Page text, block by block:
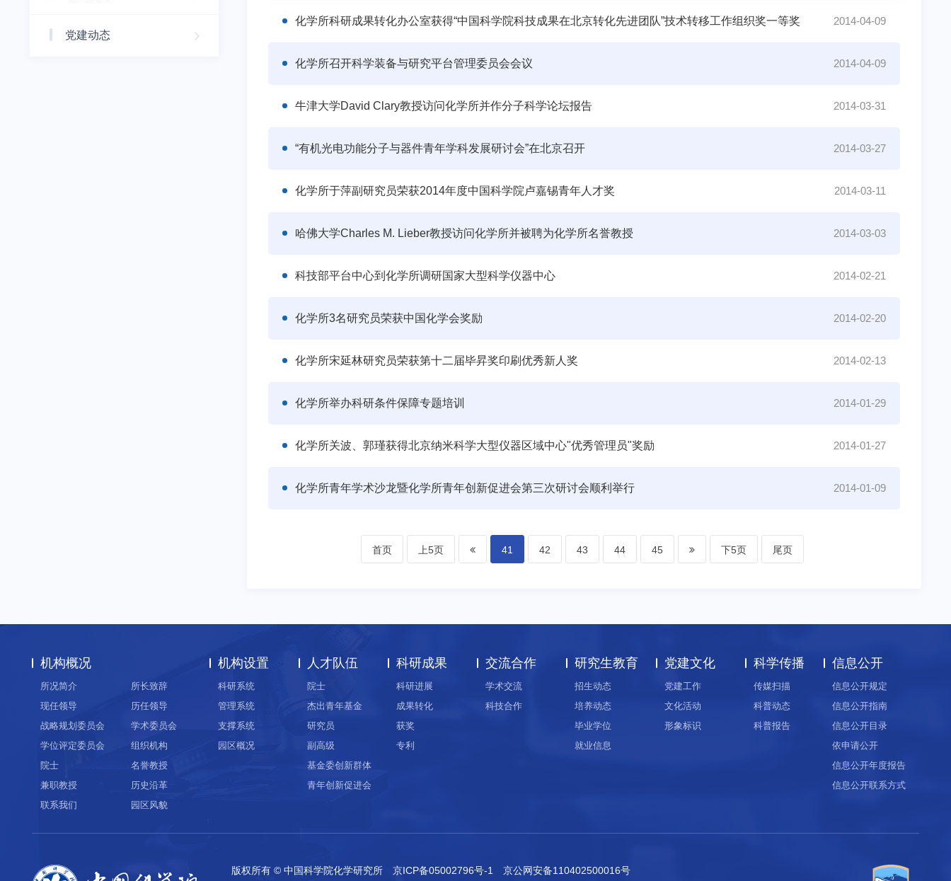
党建动态
化学所科研成果转化办公室获得“中国科学院科技成果在北京转化先进团队”技术转移工作组织奖一等奖 2014-04-09
化学所召开科学装备与研究平台管理委员会会议 2014-04-09
牛津大学David Clary教授访问化学所并作分子科学论坛报告 2014-03-31
“有机光电功能分子与器件青年学科发展研讨会”在北京召开 2014-03-27
化学所于萍副研究员荣获2014年度中国科学院卢嘉锡青年人才奖 2014-03-11
哈佛大学Charles M. Lieber教授访问化学所并被聘为化学所名誉教授 2014-03-03
科技部平台中心到化学所调研国家大型科学仪器中心 2014-02-21
化学所3名研究员荣获中国化学会奖励 2014-02-20
化学所宋延林研究员荣获第十二届毕昇奖印刷优秀新人奖 2014-02-13
化学所举办科研条件保障专题培训 2014-01-29
化学所关波、郭瑾获得北京纳米科学大型仪器区域中心"优秀管理员"奖励 2014-01-27
化学所青年学术沙龙暨化学所青年创新促进会第三次研讨会顺利举行 2014-01-09
首页 上5页 41 42 43 44 45 下5页 尾页
机构概况
所况简介
所长致辞
现任领导
历任领导
战略规划委员会
学术委员会
学位评定委员会
组织机构
院士
名誉教授
兼职教授
历史沿革
联系我们
园区风貌
机构设置
科研系统
管理系统
支撑系统
园区概况
人才队伍
院士
杰出青年基金
研究员
副高级
基金委创新群体
青年创新促进会
科研成果
科研进展
成果转化
获奖
专利
交流合作
学术交流
科技合作
研究生教育
招生动态
培养动态
毕业学位
就业信息
党建文化
党建工作
文化活动
形象标识
科学传播
传媒扫描
科普动态
科普报告
信息公开
信息公开规定
信息公开指南
信息公开目录
依申请公开
信息公开年度报告
信息公开联系方式
版权所有 © 中国科学院化学研究所 京ICP备05002796号-1 京公网安备110402500016号